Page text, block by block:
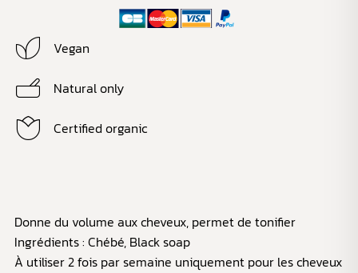
Vegan
Natural only
Certified organic
Donne du volume aux cheveux, permet de tonifier
Ingrédients : Chébé, Black soap
À utiliser 2 fois par semaine uniquement pour les cheveux